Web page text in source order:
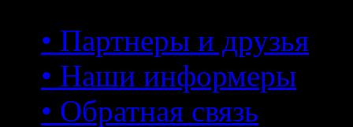
• Партнеры и друзья
• Наши информеры
• Обратная связь